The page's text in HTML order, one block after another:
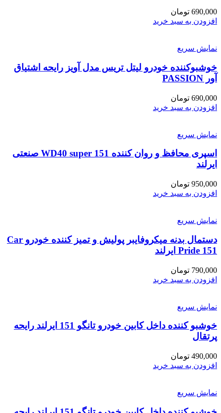
690,000 تومان
افزودن به سبد خرید
نمایش سریع
خوشبوکننده خودرو لیتل تریس مدل آویز رایحه اشتیاق
آور PASSION
690,000 تومان
افزودن به سبد خرید
نمایش سریع
اسپری محافظ و روان کننده WD40 super 151 صنعتی
ایرلند
950,000 تومان
افزودن به سبد خرید
نمایش سریع
دستمال بدنه میکروفایبر پولیش و تمیز کننده خودرو Car
Pride 151 ایرلند
790,000 تومان
افزودن به سبد خرید
نمایش سریع
خوشبو کننده داخل کابین خودرو تانگو 151 ایرلند رایحه
پرتقال
490,000 تومان
افزودن به سبد خرید
نمایش سریع